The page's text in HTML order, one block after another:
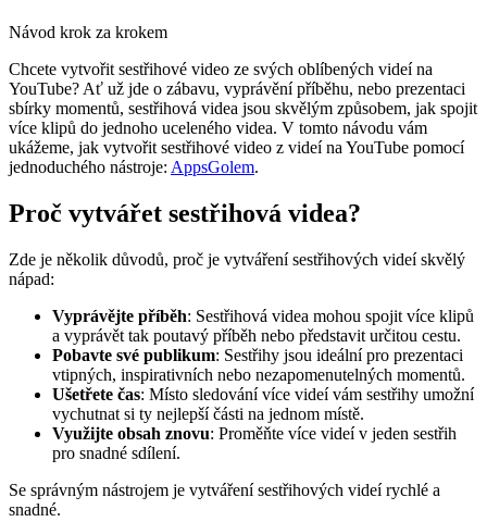
Návod krok za krokem
Chcete vytvořit sestřihové video ze svých oblíbených videí na
YouTube? Ať už jde o zábavu, vyprávění příběhu, nebo prezentaci
sbírky momentů, sestřihová videa jsou skvělým způsobem, jak spojit
více klipů do jednoho uceleného videa. V tomto návodu vám
ukážeme, jak vytvořit sestřihové video z videí na YouTube pomocí
jednoduchého nástroje: AppsGolem.
Proč vytvářet sestřihová videa?
Zde je několik důvodů, proč je vytváření sestřihových videí skvělý
nápad:
Vyprávějte příběh: Sestřihová videa mohou spojit více klipů
a vyprávět tak poutavý příběh nebo představit určitou cestu.
Pobavte své publikum: Sestřihy jsou ideální pro prezentaci
vtipných, inspirativních nebo nezapomenutelných momentů.
Ušetřete čas: Místo sledování více videí vám sestřihy umožní
vychutnat si ty nejlepší části na jednom místě.
Využijte obsah znovu: Proměňte více videí v jeden sestřih
pro snadné sdílení.
Se správným nástrojem je vytváření sestřihových videí rychlé a
snadné.